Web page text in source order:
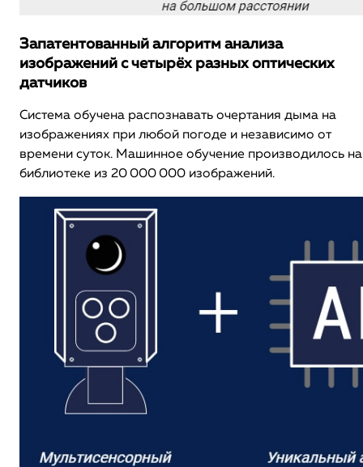
Запатентованный алгоритм анализа
изображений с четырёх разных оптических
датчиков
Система обучена распознавать очертания дыма на
изображениях при любой погоде и независимо от
времени суток. Машинное обучение производилось на
библиотеке из 20 000 000 изображений.